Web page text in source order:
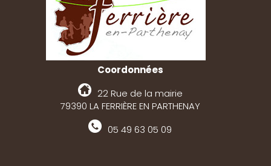
Coordonnées
22 Rue de la mairie
79390 LA FERRIÈRE EN PARTHENAY
05 49 63 05 09